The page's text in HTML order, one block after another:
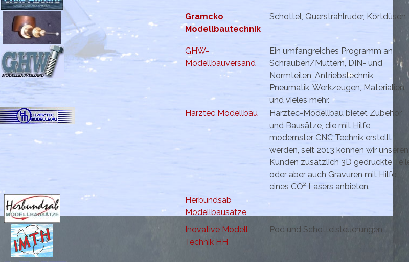
Gramcko
Modellbautechnik
Schottel, Querstrahlruder, Kortdüsen
GHW-
Modellbauversand
Ein umfangreiches Programm an
Schrauben/Muttern, DIN- und
Normteilen, Antriebstechnik,
Pneumatik, Werkzeugen, Materialien
und vieles mehr.
Harztec Modellbau
Harztec-Modellbau bietet Zubehör
und Bausätze, die mit Hilfe
modernster CNC Technik erstellt
werden, seit 2013 können wir unseren
Kunden zusätzlich 3D gedruckte
oder aber auch Gravuren mit Hilfe
eines CO² Lasers anbieten.
Herbundsab
Modellbausätze
Inovative Modell
Technik HH
Pod und Schottelsteuerungen